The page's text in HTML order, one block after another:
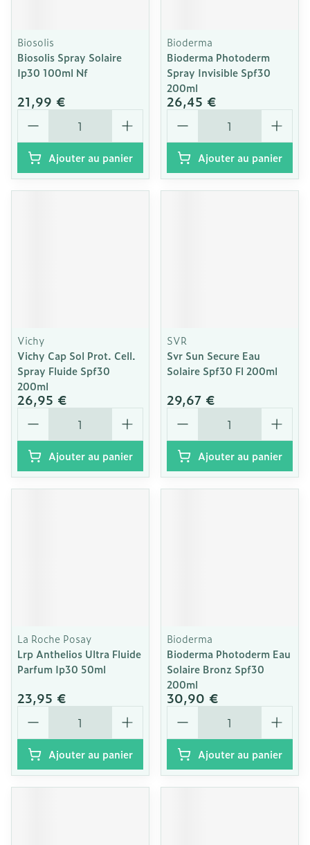
Biosolis
Biosolis Spray Solaire
Ip30 100ml Nf
21,99 €
Quantité
Ajouter au panier
Bioderma
Bioderma Photoderm
Spray Invisible Spf30
200ml
26,45 €
Quantité
Ajouter au panier
Vichy
Vichy Cap Sol Prot. Cell.
Spray Fluide Spf30
200ml
26,95 €
Quantité
Ajouter au panier
SVR
Svr Sun Secure Eau
Solaire Spf30 Fl 200ml
29,67 €
Quantité
Ajouter au panier
La Roche Posay
Lrp Anthelios Ultra Fluide
Parfum Ip30 50ml
23,95 €
Quantité
Ajouter au panier
Bioderma
Bioderma Photoderm Eau
Solaire Bronz Spf30
200ml
30,90 €
Quantité
Ajouter au panier